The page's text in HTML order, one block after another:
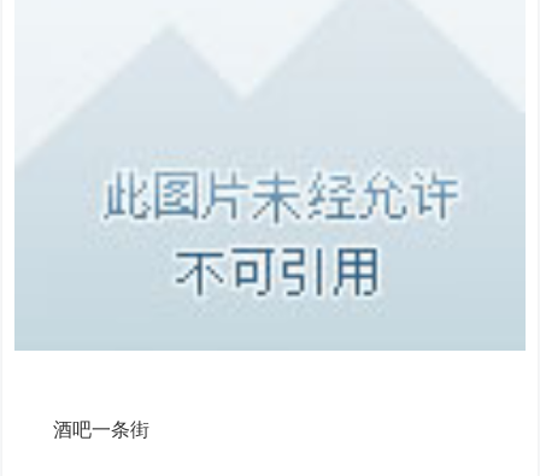
酒吧一条街